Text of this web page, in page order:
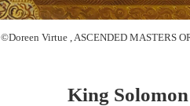
©︎Doreen Virtue , ASCENDED MASTERS
King Solomon